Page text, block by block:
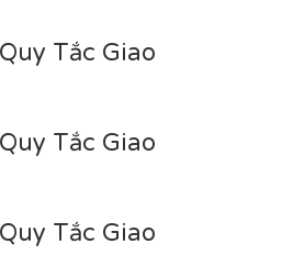
Tắc Giao
Tắc Giao
Tắc Giao